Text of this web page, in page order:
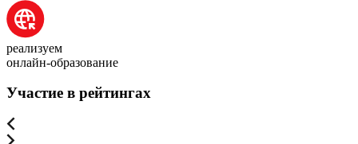
реализуем
онлайн-образование
Участие в рейтингах